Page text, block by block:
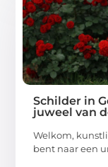
Schilder in
juweel van
Welkom,
bent naar een